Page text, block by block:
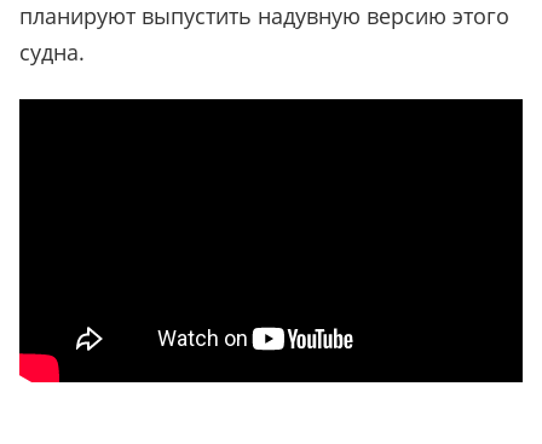
планируют выпустить надувную версию этого
судна.